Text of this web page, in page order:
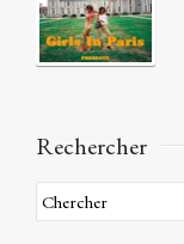
Rechercher